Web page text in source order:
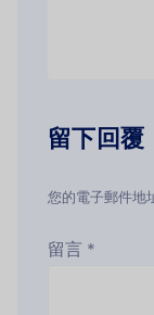
留下回覆
您的電子郵件地
留言 *